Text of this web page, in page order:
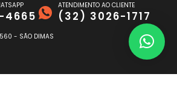
4665
ATENDIMENTO AO CLIENTE
(32) 3026-1717
- SÃO DIMAS